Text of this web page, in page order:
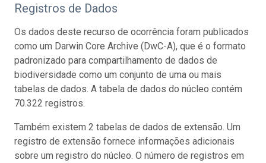
Registros de Dados
Os dados deste recurso de ocorrência foram publicados
como um Darwin Core Archive (DwC-A), que é o formato
padronizado para compartilhamento de dados de
biodiversidade como um conjunto de uma ou mais
tabelas de dados. A tabela de dados do núcleo contém
70.322 registros.
Também existem 2 tabelas de dados de extensão. Um
registro de extensão fornece informações adicionais
sobre um registro do núcleo. O número de registros em